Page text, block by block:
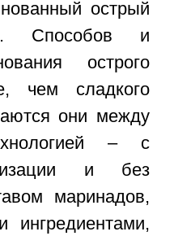
острый
Способов и
острого
сладкого
они между
– с
и без
маринадов,
ингредиентами,